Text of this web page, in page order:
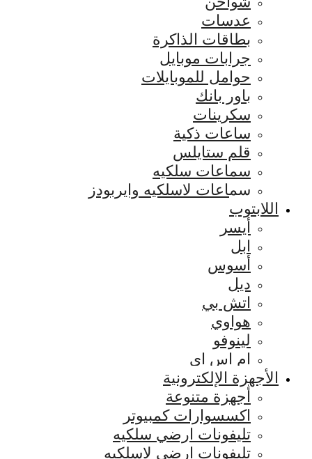
عدسات
بطاقات الذاكرة
جرابات موبايل
حوامل للموبايلات
باور بانك
سكرينات
ساعات ذكية
قلم ستايلس
سماعات سلكيه
سماعات لاسلكيه وايربودز
اللابتوب
أيسر
ابل
أسوس
ديل
اتش بي
هواوي
لينوفو
ام اس اي
الأجهزة الإلكترونية
أجهزة متنوعة
اكسسوارات كمبيوتر
تليفونات ارضي سلكيه
تليفونات ارضي لاسلكيه